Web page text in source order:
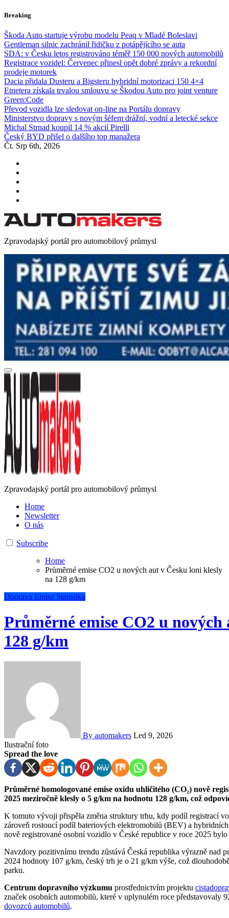
Skip
content
Breaking
Škoda Auto startuje výrobu modelu Peaq v Mladé Boleslavi
Gentleman silnic zachránil řidičku z potápějícího se auta
SDA: v Česku letos registrováno téměř 150 000 nových automobilů
Registrace vozidel: Červenec přinesl opět dobré zprávy a rekordní
prodeje motorek
Dacia přidala Dusteru a Bigsteru hybridní motorizaci 150 4×4
Etnetera získala trvalou smlouvu se Škodou Auto pro joint venture
Green:Code
Převod vozidla lze sledovat on-line na Portálu dopravy
Ministerstvo dopravy s novým šéfem drážní, vodní a letecké sekce
Michal Strnad koupil 14 % akcií Pirelli
Český BYD přišel o dalšího top manažera
Čt. Srp 6th, 2026
Zpravodajský portál pro automobilový průmysl
Zpravodajský portál pro automobilový průmysl
Home
Newsletter
O nás
Subscribe
Home
Průměrné emise CO2 u nových aut v Česku loni klesly
na 128 g/km
Doprava Emise Statistika
Průměrné emise CO2 u
128 g/km
By automakers Led 9, 2026
Ilustrační foto
Spread the love
Průměrné homologované emise oxidu uhličitého (CO₂) nově registrovaných osobních vozidel v České republice v roce
2025 meziročně klesly o 5 g/km na hodnotu 128 g/km, což
K tomuto vývoji přispěla změna struktury trhu, kdy podíl registrací
zároveň rostoucí podíl bateriových elektromobilů (BEV) a
nově registrované osobní vozidlo v České republice v roce 2025
Navzdory pozitivnímu trendu zůstává Česká republika výrazně nad průměrem Evropské unie. Zatímco průměr EU dosáhl v roce
2024 hodnoty 107 g/km, český trh je o 21 g/km výše, což
parku.
Centrum dopravního výzkumu prostřednictvím projektu
značek osobních automobilů, které v uplynulém roce představovaly
dovozců automobilů.